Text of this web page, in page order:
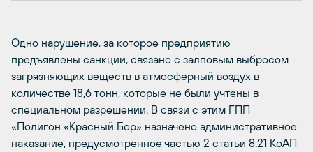
Одно нарушение, за которое предприятию
предъявлены санкции, связано с залповым выбросом
загрязняющих веществ в атмосферный воздух в
количестве 18,6 тонн, которые не были учтены в
специальном разрешении. В связи с этим ГПП
«Полигон «Красный Бор» назначено административное
наказание, предусмотренное частью 2 статьи 8.21 КоАП